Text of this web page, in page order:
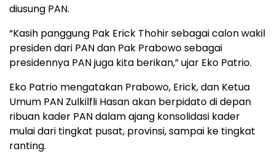
diusung PAN.
“Kasih panggung Pak Erick Thohir sebagai calon wakil
presiden dari PAN dan Pak Prabowo sebagai
presidennya PAN juga kita berikan,” ujar Eko Patrio.
Eko Patrio mengatakan Prabowo, Erick, dan Ketua
Umum PAN Zulkilfli Hasan akan berpidato di depan
ribuan kader PAN dalam ajang konsolidasi kader
mulai dari tingkat pusat, provinsi, sampai ke tingkat
ranting.